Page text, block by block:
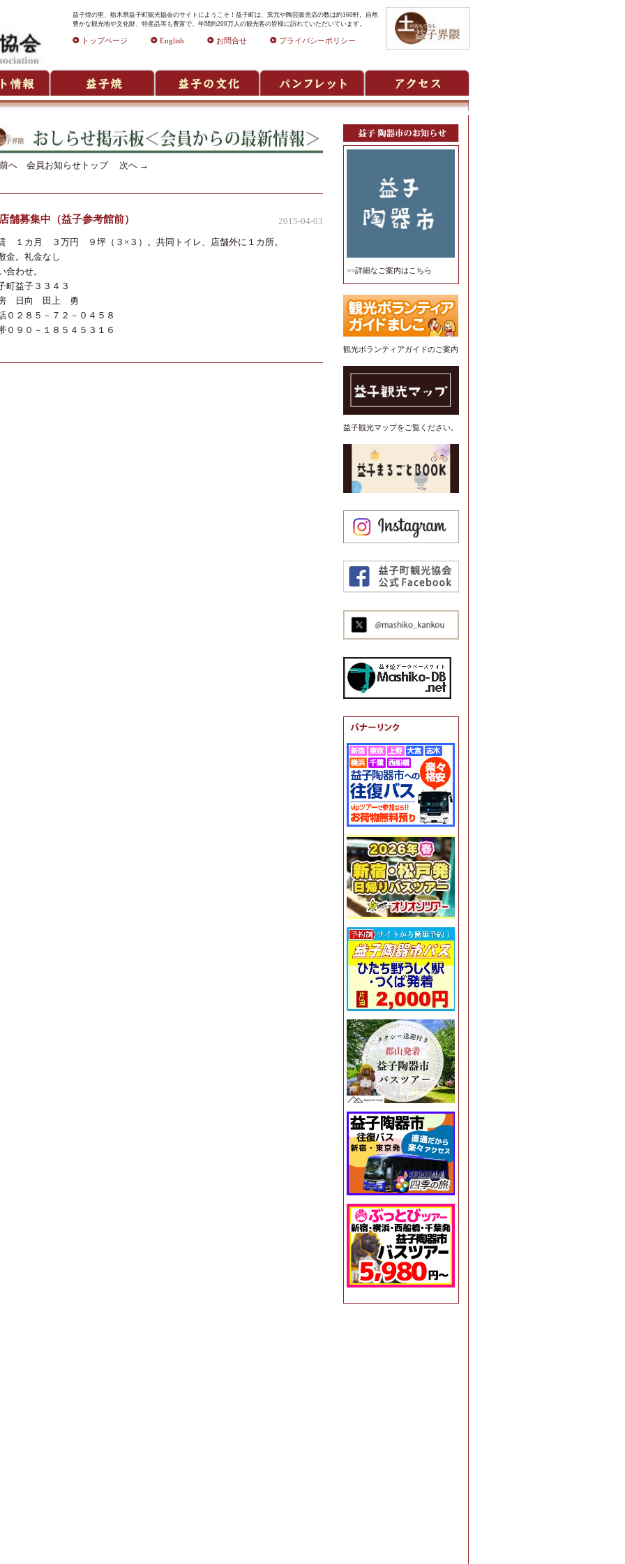
益子焼の里、栃木県益子町観光協会のサイトにようこそ！益子町は、窯元や陶芸販売店の数は約160軒。自然
豊かな観光地や文化財、特産品等も豊富で、年間約200万人の観光客の皆様に訪れていただいています。
トップページ English お問合せ プライバシーポリシー
へ 会員お知らせトップ 次へ →
舗募集中（益子参考館前）
2015-04-03
１カ月 ３万円 ９坪（３×３）。共同トイレ、店舗外に１カ所。
金。礼金なし
合わせ。
町益子３３４３
日向 田上 勇
０２８５－７２－０４５８
０９０－１８５４５３１６
>>詳細なご案内はこちら
観光ボランティアガイドのご案内
益子観光マップをご覧ください。